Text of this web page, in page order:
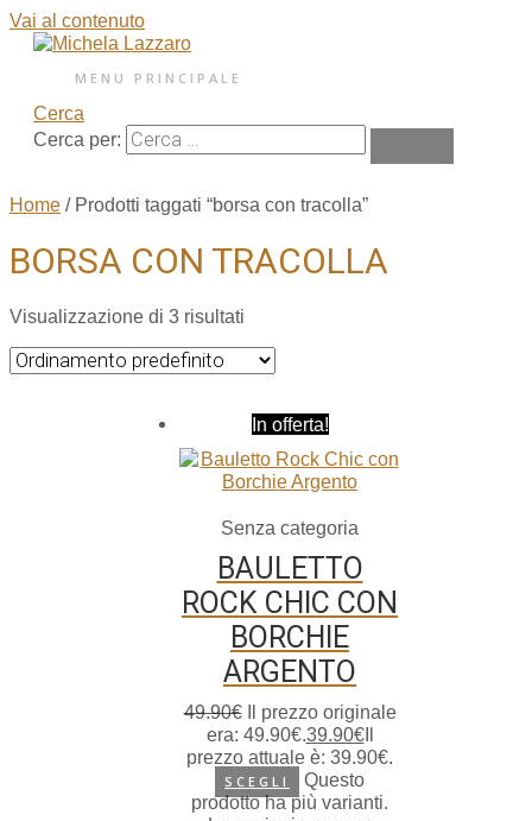
Vai al contenuto
MENU PRINCIPALE
Cerca
Cerca per:
Home / Prodotti taggati “borsa con tracolla”
BORSA CON TRACOLLA
Visualizzazione di 3 risultati
In offerta!
Senza categoria
BAULETTO
ROCK CHIC CON
BORCHIE
ARGENTO
49.90€ Il prezzo originale
era: 49.90€.39.90€Il
prezzo attuale è: 39.90€.
SCEGLI
Questo
prodotto ha più varianti.